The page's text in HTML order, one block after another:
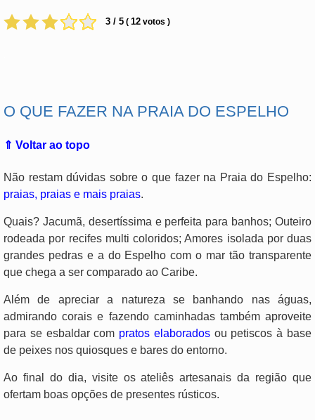
3 / 5 ( 12 votos )
O QUE FAZER NA PRAIA DO ESPELHO
⇑ Voltar ao topo
Não restam dúvidas sobre o que fazer na Praia do Espelho:
praias, praias e mais praias.
Quais? Jacumã, desertíssima e perfeita para banhos; Outeiro
rodeada por recifes multi coloridos; Amores isolada por duas
grandes pedras e a do Espelho com o mar tão transparente
que chega a ser comparado ao Caribe.
Além de apreciar a natureza se banhando nas águas,
admirando corais e fazendo caminhadas também aproveite
para se esbaldar com pratos elaboradosou petiscos à base
de peixes nos quiosques e bares do entorno.
Ao final do dia, visite os ateliês artesanais da região que
ofertam boas opções de presentes rústicos.